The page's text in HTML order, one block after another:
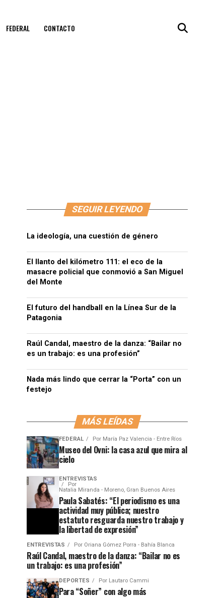
FEDERAL CONTACTO
SEGUIR LEYENDO
La ideología, una cuestión de género
El llanto del kilómetro 111: el eco de la
masacre policial que conmovió a San Miguel
del Monte
El futuro del handball en la Línea Sur de la
Patagonia
Raúl Candal, maestro de la danza: “Bailar no
es un trabajo: es una profesión”
Nada más lindo que cerrar la “Porta” con un
festejo
MÁS LEÍDAS
FEDERAL Por María Paz Valencia - Entre Ríos
Museo del Ovni: la casa azul que mira al
cielo
ENTREVISTAS
Por
Natalia Miranda - Moreno, Gran Buenos Aires
Paula Sabatés: “El periodismo es una
actividad muy pública; nuestro
estatuto resguarda nuestro trabajo y
la libertad de expresión”
ENTREVISTAS Por Oriana Gómez Porra - Bahía Blanca
Raúl Candal, maestro de la danza: “Bailar no es
un trabajo: es una profesión”
DEPORTES Por Lautaro Cammi
Para “Soñer” con algo más